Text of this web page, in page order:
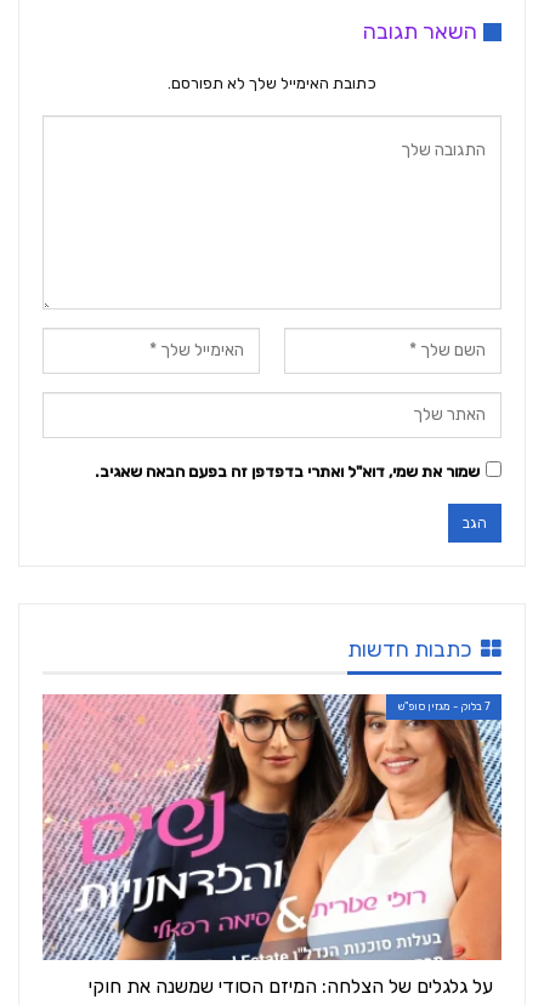
השאר תגובה
כתובת האימייל שלך לא תפורסם.
שמור את שמי, דוא"ל ואתרי בדפדפן זה בפעם הבאה שאגיב.
כתבות חדשות
7 בלוק - מגזין סופ"ש
על גלגלים של הצלחה: המיזם הסודי שמשנה את חוקי